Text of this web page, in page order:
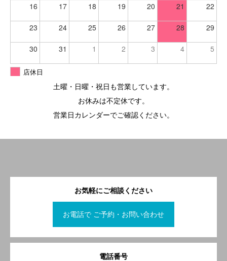
16 17 18 19 20 21 22
23 24 25 26 27 28 29
30 31 1 2 3 4 5
店休日
土曜・日曜・祝日も営業しています。
お休みは不定休です。
営業日カレンダーでご確認ください。
お気軽にご相談ください
お電話で ご予約・お問い合わせ
電話番号